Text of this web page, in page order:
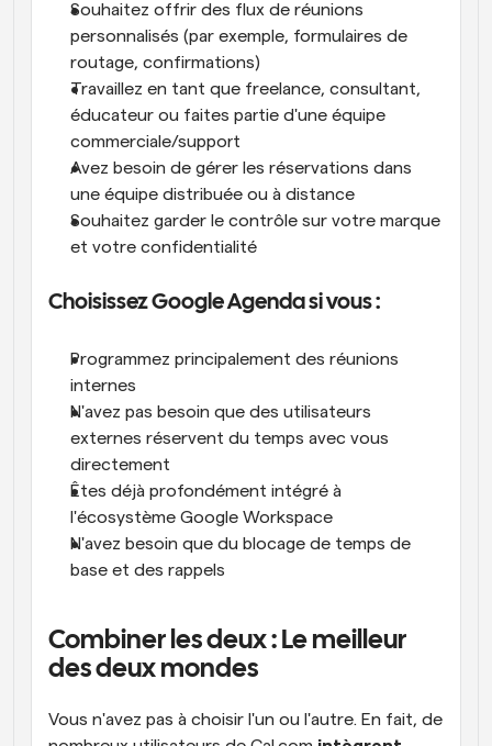
Souhaitez offrir des flux de réunions
personnalisés (par exemple, formulaires de
routage, confirmations)
Travaillez en tant que freelance, consultant,
éducateur ou faites partie d'une équipe
commerciale/support
Avez besoin de gérer les réservations dans
une équipe distribuée ou à distance
Souhaitez garder le contrôle sur votre marque
et votre confidentialité
Choisissez Google Agenda si vous :
Programmez principalement des réunions
internes
N'avez pas besoin que des utilisateurs
externes réservent du temps avec vous
directement
Êtes déjà profondément intégré à
l'écosystème Google Workspace
N'avez besoin que du blocage de temps de
base et des rappels
Combiner les deux : Le meilleur
des deux mondes
Vous n'avez pas à choisir l'un ou l'autre. En fait, de